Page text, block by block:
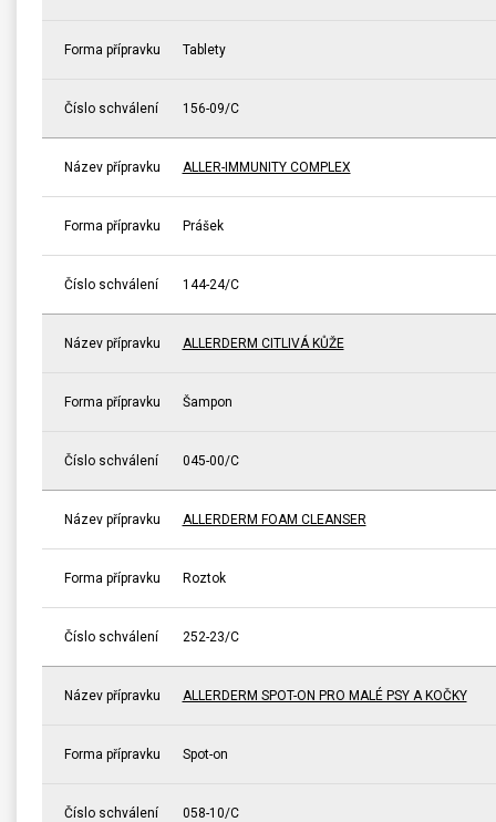
Forma přípravku Tablety
Číslo schválení 156-09/C
Název přípravku ALLER-IMMUNITY COMPLEX
Forma přípravku Prášek
Číslo schválení 144-24/C
Název přípravku ALLERDERM CITLIVÁ KŮŽE
Forma přípravku Šampon
Číslo schválení 045-00/C
Název přípravku ALLERDERM FOAM CLEANSER
Forma přípravku Roztok
Číslo schválení 252-23/C
Název přípravku ALLERDERM SPOT-ON PRO MALÉ PSY A KOČKY
Forma přípravku Spot-on
Číslo schválení 058-10/C